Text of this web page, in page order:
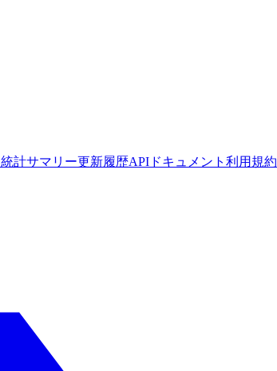
統計サマリー更新履歴APIドキュメント 利用規約